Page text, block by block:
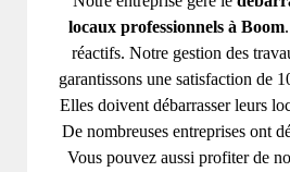
locaux professionnels à Boom
réactifs. Notre gestion des
garantissons une satisfaction de
Elles doivent débarrasser leurs
De nombreuses entreprises ont
Vous pouvez aussi profiter de